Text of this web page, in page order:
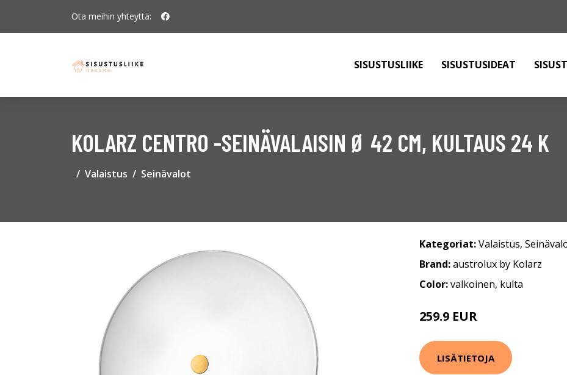
Ota meihin yhteyttä:
SISUSTUSLIIKE SISUSTUSIDEAT
KOLARZ CENTRO -SEINÄVALAISIN Ø 42 CM, KULTAUS 24 K
Valaistus Seinävalot
Kategoriat:Valaistus,
Brand:austrolux by Kolarz
Color:valkoinen, kulta
259.9 EUR
LISÄTIETOJA